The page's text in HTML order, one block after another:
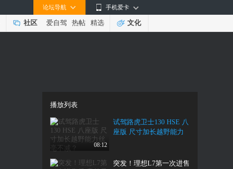
手机爱卡
论坛导航
社区 爱自驾 热帖 精选 文化
播放列表
08:12
试驾路虎卫士130 HSE 八
座版 尺寸加长越野能力
突发！理想L7第一次进售